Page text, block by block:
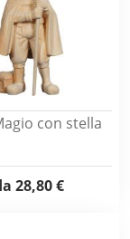
con stella
28,80 €